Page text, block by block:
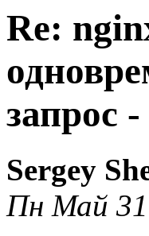
Re:
запрос
Sergey
Пн Май